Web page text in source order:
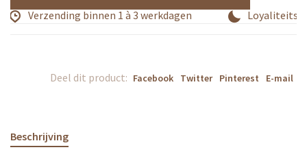
Verzending binnen 1 à 3 werkdagen
Deel dit product: Facebook Twitter Pinterest E-mail
Beschrijving